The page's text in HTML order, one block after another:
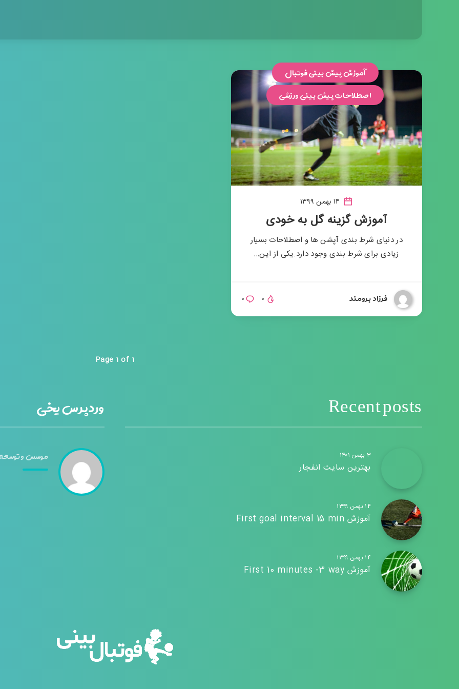
آموزش پیش بینی فوتبال
اصطلاحات پیش بینی ورزشی
آموزش گزینه گل به خودی
در دنیای شرط بندی آپشن ها و اصطلاحات بسیار
زیادی برای شرط بندی وجود دارد.یکی از این…
فرزاد برومند ۰ ۰
Page 1 of 1
Recent posts
۳ بهمن ۱۴۰۱
بهترین سایت انفجار
۱۴ بهمن ۱۳۹۹
آموزش First goal interval 15 min
۱۴ بهمن ۱۳۹۹
آموزش First 10 minutes -3 way
وردپرس یخی
موسس و